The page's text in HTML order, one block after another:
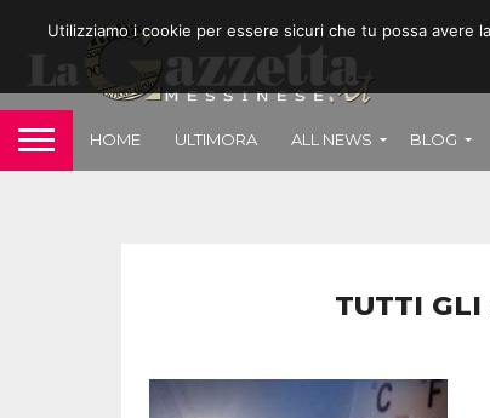
HOME ULTIMORA ALL NEWS BLOG
TUTTI GLI
Utilizziamo i cookie per essere sicuri che tu possa avere